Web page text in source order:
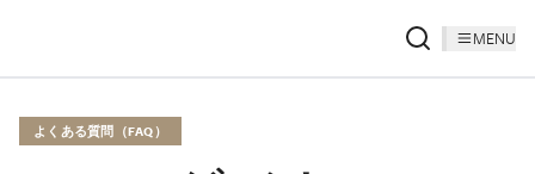
MENU
よくある質問（FAQ）